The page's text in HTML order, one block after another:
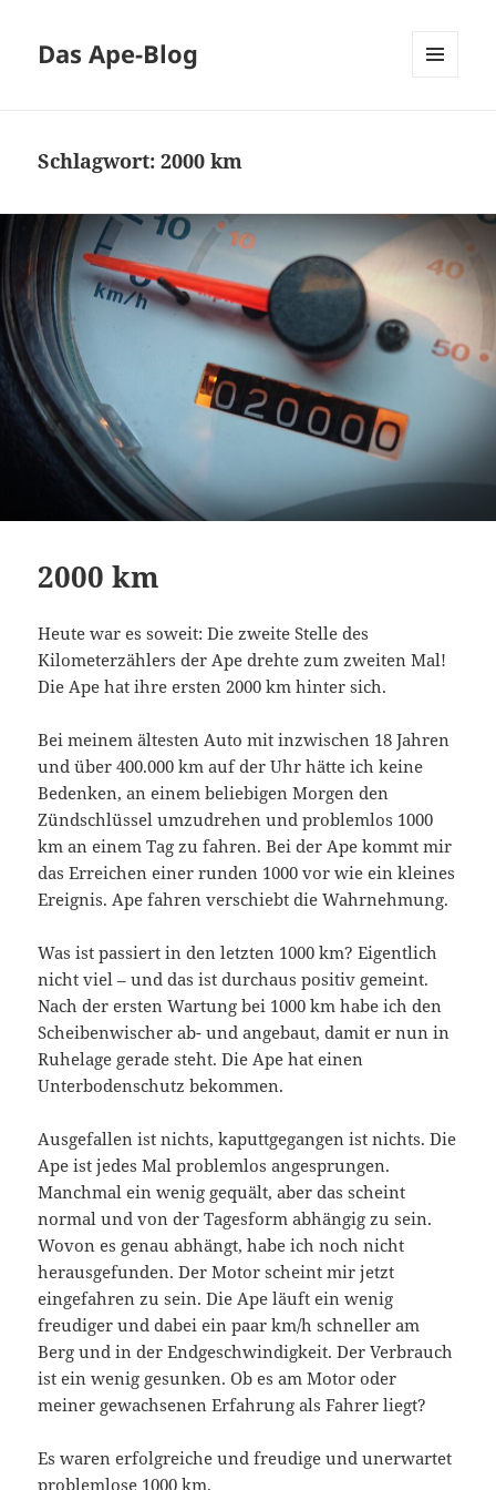
Das Ape-Blog
Schlagwort:2000 km
2000 km
Heute war es soweit: Die zweite Stelle des
Kilometerzählers der Ape drehte zum zweiten Mal!
Die Ape hat ihre ersten 2000 km hinter sich.
Bei meinem ältesten Auto mit inzwischen 18 Jahren
und über 400.000 km auf der Uhr hätte ich keine
Bedenken, an einem beliebigen Morgen den
Zündschlüssel umzudrehen und problemlos 1000
km an einem Tag zu fahren. Bei der Ape kommt mir
das Erreichen einer runden 1000 vor wie ein kleines
Ereignis. Ape fahren verschiebt die Wahrnehmung.
Was ist passiert in den letzten 1000 km? Eigentlich
nicht viel – und das ist durchaus positiv gemeint.
Nach der ersten Wartung bei 1000 km habe ich den
Scheibenwischer ab- und angebaut, damit er nun in
Ruhelage gerade steht. Die Ape hat einen
Unterbodenschutz bekommen.
Ausgefallen ist nichts, kaputtgegangen ist nichts. Die
Ape ist jedes Mal problemlos angesprungen.
Manchmal ein wenig gequält, aber das scheint
normal und von der Tagesform abhängig zu sein.
Wovon es genau abhängt, habe ich noch nicht
herausgefunden. Der Motor scheint mir jetzt
eingefahren zu sein. Die Ape läuft ein wenig
freudiger und dabei ein paar km/h schneller am
Berg und in der Endgeschwindigkeit. Der Verbrauch
ist ein wenig gesunken. Ob es am Motor oder
meiner gewachsenen Erfahrung als Fahrer liegt?
Es waren erfolgreiche und freudige und unerwartet
problemlose 1000 km.